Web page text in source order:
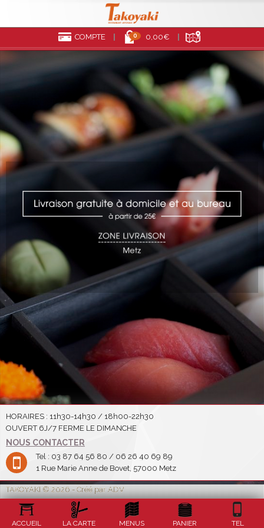
COMPTE 0 0,00€
HORAIRES : 11h30-14h30 / 18h00-22h30
OUVERT 6J/7 FERME LE DIMANCHE
NOUS CONTACTER
Tel : 03 87 64 56 80 / 06 26 40 69 89
1 Rue Marie Anne de Bovet, 57000 Metz
TAKOYAKI © 2026 - Créé par ADV
ACCUEIL LA CARTE MENUS PANIER TEL